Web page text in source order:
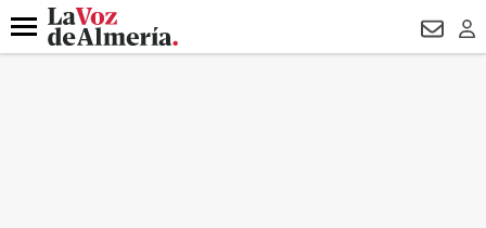
DESTACADO DRON UDA
Menú